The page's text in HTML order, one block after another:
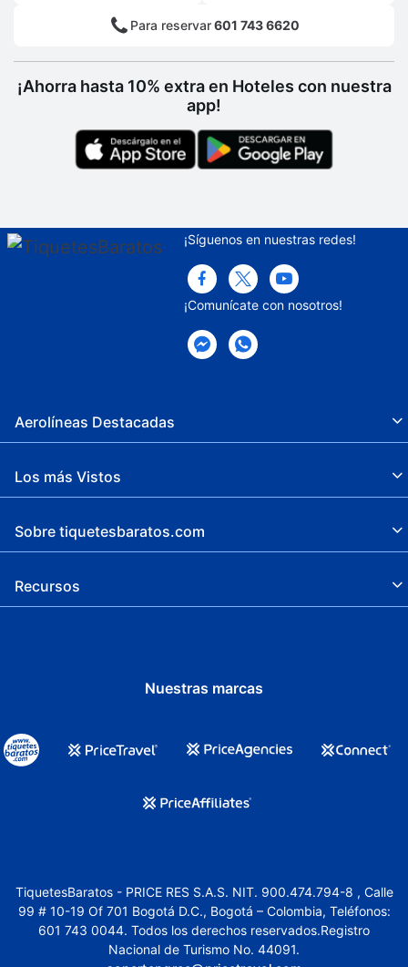
Para reservar601 743 6620
¡Ahorra hasta 10% extra en Hoteles con nuestra
app!
¡Síguenos en nuestras redes!
¡Comunícate con nosotros!
Aerolíneas Destacadas
Los más Vistos
Sobre tiquetesbaratos.com
Recursos
Nuestras marcas
TiquetesBaratos - PRICE RES S.A.S. NIT. 900.474.794-8 , Calle
99 # 10-19 Of 701 Bogotá D.C., Bogotá – Colombia, Teléfonos:
601 743 0044. Todos los derechos reservados.Registro
Nacional de Turismo No. 44091.